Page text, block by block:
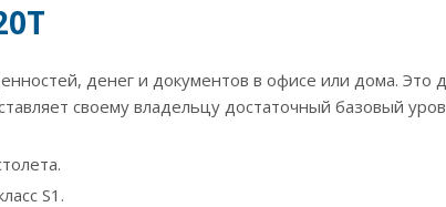
денег и документов в офисе или дома. Это
своему владельцу достаточный базовый
S1.